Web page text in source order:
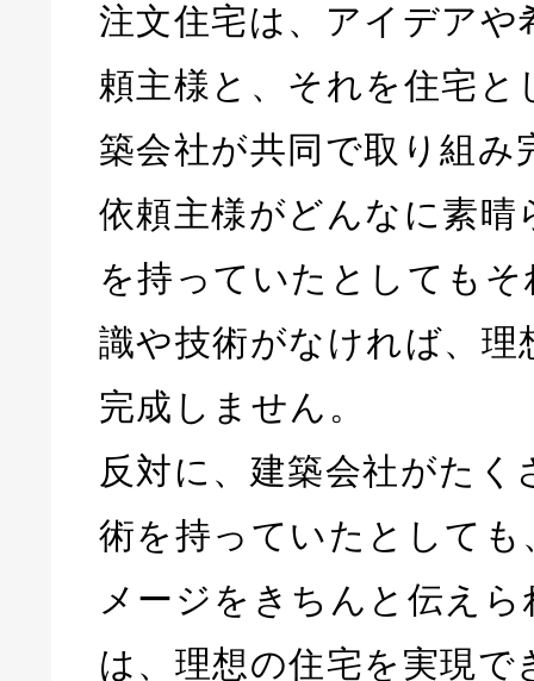
注文住宅は、アイデアや
頼主様と、それを住宅と
築会社が共同で取り組み
依頼主様がどんなに素晴
を持っていたとしても
識や技術がなければ、理
完成しません。
反対に、建築会社がたく
術を持っていたとしても
メージをきちんと伝え
は、理想の住宅を実現で